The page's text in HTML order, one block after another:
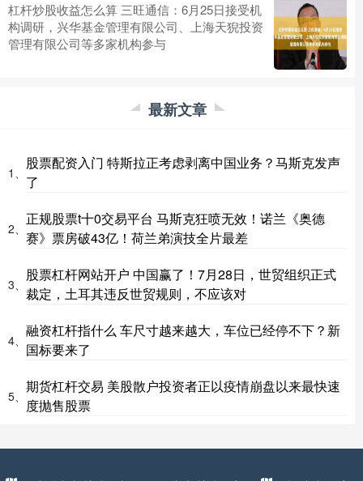
杠杆炒股收益怎么算 三旺通信：6月25日接受机
构调研，兴华基金管理有限公司、上海天猊投资
管理有限公司等多家机构参与
最新文章
1、
股票配资入门 特斯拉正考虑剥离中国业务？马斯克发声
了
2、
正规股票t十0交易平台 马斯克狂喷无效！诺兰《奥德
赛》票房破43亿！荷兰弟演技全片最差
3、
股票杠杆网站开户 中国赢了！7月28日，世贸组织正式
裁定，土耳其违反世贸规则，不应该对
4、
融资杠杆指什么 车尺寸越来越大，车位已经停不下？新
国标要来了
5、
期货杠杆交易 美股散户投资者正以疫情崩盘以来最快速
度抛售股票